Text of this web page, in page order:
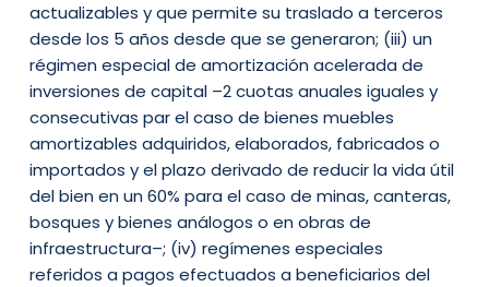
actualizables y que permite su traslado a terceros
desde los 5 años desde que se generaron; (iii) un
régimen especial de amortización acelerada de
inversiones de capital –2 cuotas anuales iguales y
consecutivas par el caso de bienes muebles
amortizables adquiridos, elaborados, fabricados o
importados y el plazo derivado de reducir la vida útil
del bien en un 60% para el caso de minas, canteras,
bosques y bienes análogos o en obras de
infraestructura–; (iv) regímenes especiales
referidos a pagos efectuados a beneficiarios del